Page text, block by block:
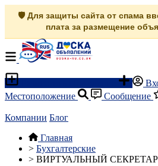
🛡️ Для защиты сайта от спама
плата за размещение
Местоположение
Сообщение
Компании Блог
Главная
> Бухгалтерские
> ВИРТУАЛЬНЫЙ